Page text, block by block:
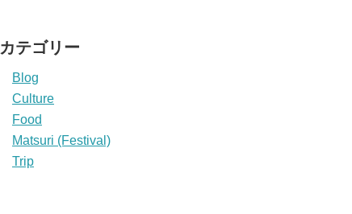
カテゴリー
Blog
Culture
Food
Matsuri (Festival)
Trip